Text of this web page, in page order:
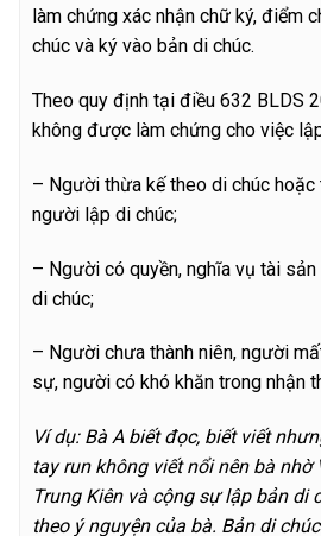
làm chứng xác nhận chữ ký, điểm
chúc và ký vào bản di chúc.
Theo quy định tại điều 632 BLDS
không được làm chứng cho việc
– Người thừa kế theo di chúc
người lập di chúc;
– Người có quyền, nghĩa vụ tài
di chúc;
– Người chưa thành niên, người
sự, người có khó khăn trong nhận
Ví dụ: Bà A biết đọc, biết viết
tay run không viết nổi nên bà
Trung Kiên và cộng sự lập bản di
theo ý nguyện của bà. Bản di